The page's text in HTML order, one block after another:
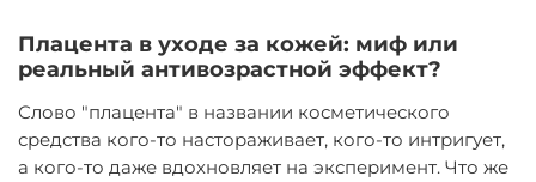
Плацента в уходе за кожей: миф или
реальный антивозрастной эффект?
Слово "плацента" в названии косметического
средства кого-то настораживает, кого-то интригует,
а кого-то даже вдохновляет на эксперимент. Что же